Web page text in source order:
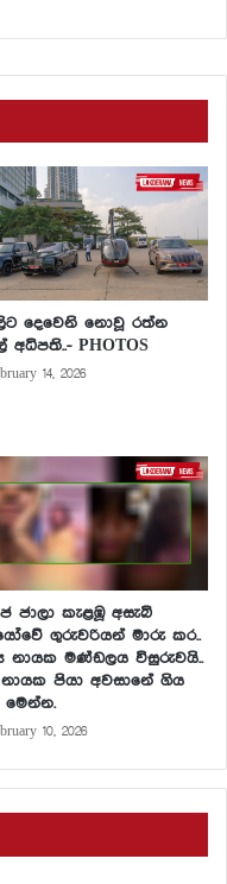
දෙවෙනි නොවූ රත්න
අධිපති..- PHOTOS
14, 2026
ජාලා කැළඹූ අසැබි
ගුරුවරියන් මාරු කර..
නායක මණ්ඩලය විසුරුවයි..
පියා අවසානේ ගිය
මෙන්න.
10, 2026